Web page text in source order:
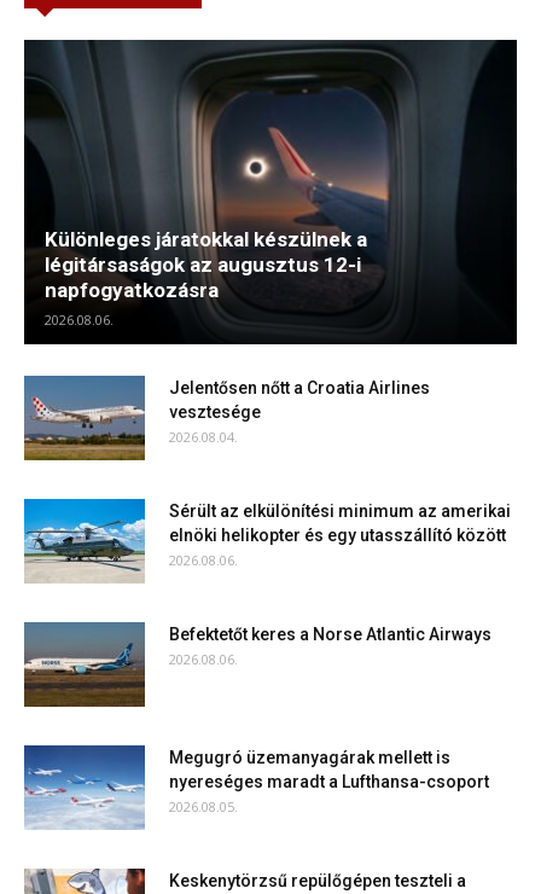
Különleges járatokkal készülnek a
légitársaságok az augusztus 12-i
napfogyatkozásra
2026.08.06.
Jelentősen nőtt a Croatia Airlines
vesztesége
2026.08.04.
Sérült az elkülönítési minimum az amerikai
elnöki helikopter és egy utasszállító között
2026.08.06.
Befektetőt keres a Norse Atlantic Airways
2026.08.06.
Megugró üzemanyagárak mellett is
nyereséges maradt a Lufthansa-csoport
2026.08.05.
Keskenytörzsű repülőgépen teszteli a